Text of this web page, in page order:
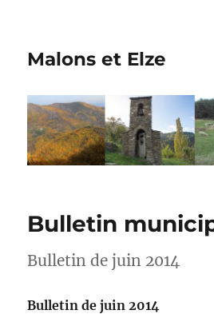
Malons et Elze
Bulletin
Bulletin de juin 2014
Bulletin de juin 2014